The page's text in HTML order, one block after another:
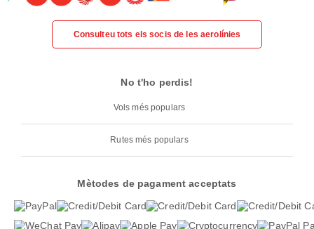
Consulteu tots els socis de les aerolínies
No t'ho perdis!
Vols més populars
Rutes més populars
Mètodes de pagament acceptats